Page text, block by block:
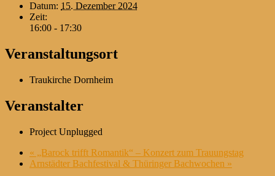
Datum: 15. Dezember 2024
Zeit:
16:00 - 17:30
Veranstaltungsort
Traukirche Dornheim
Veranstalter
Project Unplugged
« „Barock trifft Romantik“ – Konzert zum Trauungstag
Arnstädter Bachfestival & Thüringer Bachwochen »